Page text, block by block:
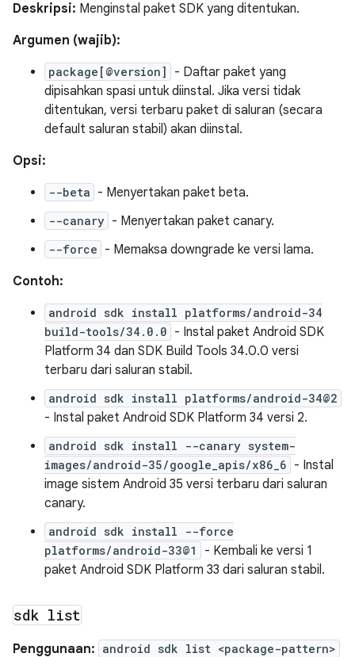
Deskripsi: Menginstal paket SDK yang ditentukan.
Argumen (wajib):
package[@version]
- Daftar paket yang
dipisahkan spasi untuk diinstal. Jika versi tidak
ditentukan, versi terbaru paket di saluran (secara
default saluran stabil) akan diinstal.
Opsi:
--beta - Menyertakan paket beta.
--canary - Menyertakan paket canary.
--force - Memaksa downgrade ke versi lama.
Contoh:
android sdk install platforms/android-34
build-tools/34.0.0 - Instal paket Android SDK
Platform 34 dan SDK Build Tools 34.0.0 versi
terbaru dari saluran stabil.
android sdk install platforms/android-34@2
- Instal paket Android SDK Platform 34 versi 2.
android sdk install --canary system-
images/android-35/google_apis/x86_6 - Instal
image sistem Android 35 versi terbaru dari saluran
canary.
android sdk install --force
platforms/android-33@1
- Kembali ke versi 1
paket Android SDK Platform 33 dari saluran stabil.
sdk list
Penggunaan: android sdk list <package-pattern>